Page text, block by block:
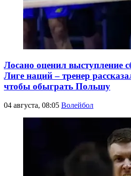
Лосано оценил выступление
Лиге наций – тренер
чтобы обыграть Польшу
04 августа, 08:05 Волейбол